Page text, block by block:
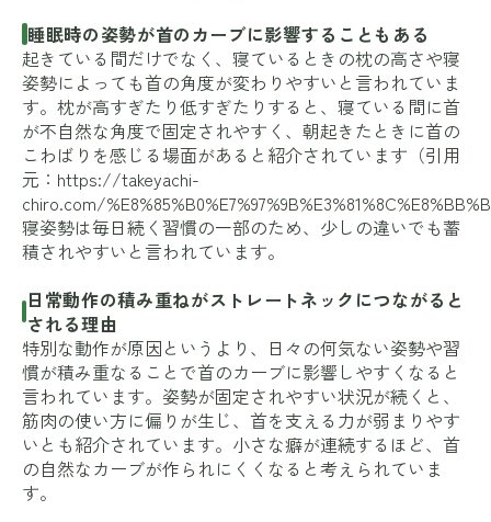
睡眠時の姿勢が首のカーブに影響することもある
起きている間だけでなく、寝ているときの枕の高さや寝
姿勢によっても首の角度が変わりやすいと言われていま
す。枕が高すぎたり低すぎたりすると、寝ている間に首
が不自然な角度で固定されやすく、朝起きたときに首の
こわばりを感じる場面があると紹介されています（引用
元： https://takeyachi-
chiro.com/
寝姿勢は毎日続く習慣の一部のため、少しの違いでも蓄
積されやすいと言われています。
日常動作の積み重ねがストレートネックにつながると
される理由
特別な動作が原因というより、日々の何気ない姿勢や習
慣が積み重なることで首のカーブに影響しやすくなると
言われています。姿勢が固定されやすい状況が続くと、
筋肉の使い方に偏りが生じ、首を支える力が弱まりやす
いとも紹介されています。小さな癖が連続するほど、首
の自然なカーブが作られにくくなると考えられていま
す。